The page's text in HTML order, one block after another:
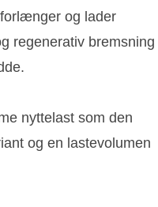
og lader
regenerativ bremsning
nyttelast som den
og en lastevolumen